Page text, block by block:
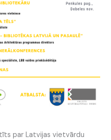
par Latvijas vietvārdu